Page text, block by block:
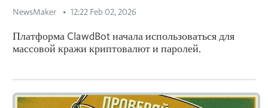
NewsMaker 12:22 Feb 02, 2026
Платформа ClawdBot начала использоваться для
массовой кражи криптовалют и паролей.